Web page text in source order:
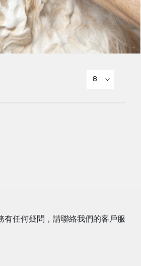
任何疑問，請聯絡我們的客戶服